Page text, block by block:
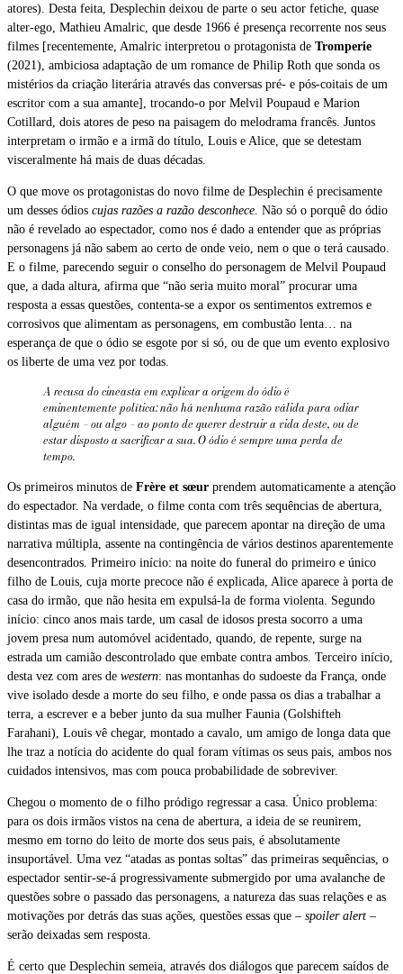
atores). Desta feita, Desplechin deixou de parte o seu actor fetiche, quase
alter-ego, Mathieu Amalric, que desde 1966 é presença recorrente nos seus
filmes [recentemente, Amalric interpretou o protagonista de Tromperie
(2021), ambiciosa adaptação de um romance de Philip Roth que sonda os
mistérios da criação literária através das conversas pré- e pós-coitais de um
escritor com a sua amante], trocando-o por Melvil Poupaud e Marion
Cotillard, dois atores de peso na paisagem do melodrama francês. Juntos
interpretam o irmão e a irmã do título, Louis e Alice, que se detestam
visceralmente há mais de duas décadas.
O que move os protagonistas do novo filme de Desplechin é precisamente
um desses ódios cujas razões a razão desconhece . Não só o porquê do ódio
não é revelado ao espectador, como nos é dado a entender que as próprias
personagens já não sabem ao certo de onde veio, nem o que o terá causado.
E o filme, parecendo seguir o conselho do personagem de Melvil Poupaud
que, a dada altura, afirma que “não seria muito moral” procurar uma
resposta a essas questões, contenta-se a expor os sentimentos extremos e
corrosivos que alimentam as personagens, em combustão lenta… na
esperança de que o ódio se esgote por si só, ou de que um evento explosivo
os liberte de uma vez por todas.
A recusa do cineasta em explicar a origem do ódio é
eminentemente política: não há nenhuma razão válida para odiar
alguém – ou algo – ao ponto de querer destruir a vida deste, ou de
estar disposto a sacrificar a sua. O ódio é sempre uma perda de
tempo.
Os primeiros minutos de Frère et sœur prendem automaticamente a atenção
do espectador. Na verdade, o filme conta com três sequências de abertura,
distintas mas de igual intensidade, que parecem apontar na direção de uma
narrativa múltipla, assente na contingência de vários destinos aparentemente
desencontrados. Primeiro início: na noite do funeral do primeiro e único
filho de Louis, cuja morte precoce não é explicada, Alice aparece à porta de
casa do irmão, que não hesita em expulsá-la de forma violenta. Segundo
início: cinco anos mais tarde, um casal de idosos presta socorro a uma
jovem presa num automóvel acidentado, quando, de repente, surge na
estrada um camião descontrolado que embate contra ambos. Terceiro início,
desta vez com ares de western: nas montanhas do sudoeste da França, onde
vive isolado desde a morte do seu filho, e onde passa os dias a trabalhar a
terra, a escrever e a beber junto da sua mulher Faunia (Golshifteh
Farahani), Louis vê chegar, montado a cavalo, um amigo de longa data que
lhe traz a notícia do acidente do qual foram vítimas os seus pais, ambos nos
cuidados intensivos, mas com pouca probabilidade de sobreviver.
Chegou o momento de o filho pródigo regressar a casa. Único problema:
para os dois irmãos vistos na cena de abertura, a ideia de se reunirem,
mesmo em torno do leito de morte dos seus pais, é absolutamente
insuportável. Uma vez “atadas as pontas soltas” das primeiras sequências, o
espectador sentir-se-á progressivamente submergido por uma avalanche de
questões sobre o passado das personagens, a natureza das suas relações e as
motivações por detrás das suas ações, questões essas que – spoiler alert –
serão deixadas sem resposta.
É certo que Desplechin semeia, através dos diálogos que parecem saídos de